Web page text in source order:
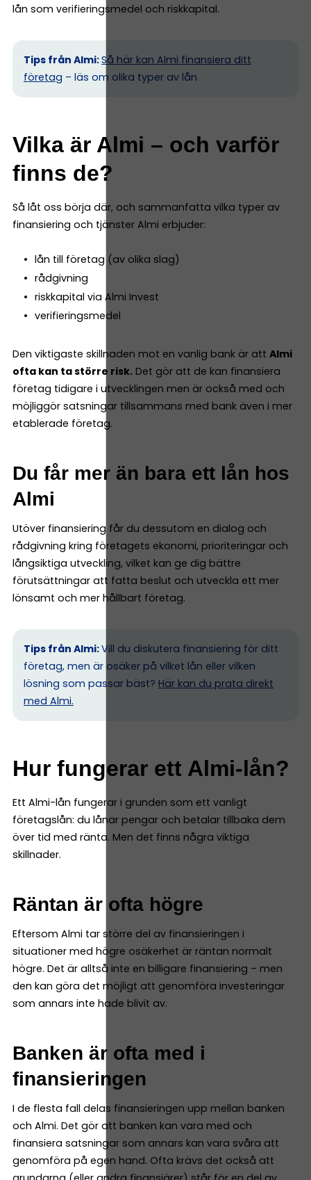
lån som verifieringsmedel och riskkapital.
Tips från Almi:Så här kan Almi finansiera ditt
företag – läs om olika typer av lån
Vilka är Almi – och varför
finns de?
Så låt oss börja där, och sammanfatta vilka typer av
finansiering och tjänster Almi erbjuder:
lån till företag (av olika slag)
rådgivning
riskkapital via Almi Invest
verifieringsmedel
Den viktigaste skillnaden mot en vanlig bank är att Almi
ofta kan ta större risk. Det gör att de kan finansiera
företag tidigare i utvecklingen men är också med och
möjliggör satsningar tillsammans med bank även i mer
etablerade företag.
Du får mer än bara ett lån hos
Almi
Utöver finansiering får du dessutom en dialog och
rådgivning kring företagets ekonomi, prioriteringar och
långsiktiga utveckling, vilket kan ge dig bättre
förutsättningar att fatta beslut och utveckla ett mer
lönsamt och mer hållbart företag.
Tips från Almi:Vill du diskutera finansiering för ditt
företag, men är osäker på vilket lån eller vilken
lösning som passar bäst? Här kan du prata direkt
med Almi.
Hur fungerar ett Almi-lån?
Ett Almi-lån fungerar i grunden som ett vanligt
företagslån: du lånar pengar och betalar tillbaka dem
över tid med ränta. Men det finns några viktiga
skillnader.
Räntan är ofta högre
Eftersom Almi tar större del av finansieringen i
situationer med högre osäkerhet är räntan normalt
högre. Det är alltså inte en billigare finansiering – men
den kan göra det möjligt att genomföra investeringar
som annars inte hade blivit av.
Banken är ofta med i
finansieringen
I de flesta fall delas finansieringen upp mellan banken
och Almi. Det gör att banken kan vara med och
finansiera satsningar som annars kan vara svåra att
genomföra på egen hand. Ofta krävs det också att